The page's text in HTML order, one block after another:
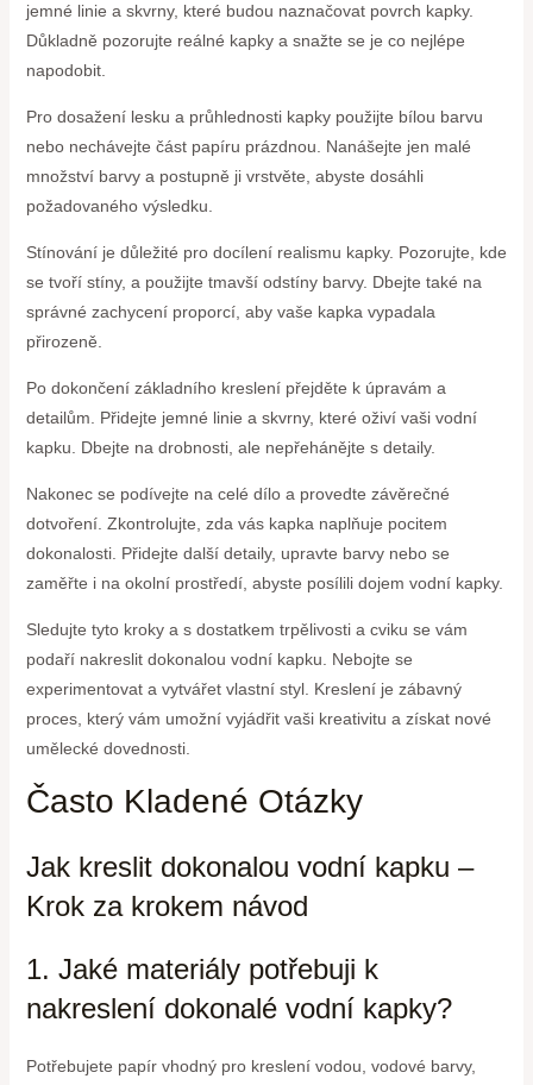
jemné linie a skvrny, které budou naznačovat povrch kapky.
Důkladně pozorujte reálné kapky a snažte se je co nejlépe
napodobit.
Pro dosažení lesku a průhlednosti kapky použijte bílou barvu
nebo nechávejte část papíru prázdnou. Nanášejte jen malé
množství barvy a postupně ji vrstvěte, abyste dosáhli
požadovaného výsledku.
Stínování je důležité pro docílení realismu kapky. Pozorujte, kde
se tvoří stíny, a použijte tmavší odstíny barvy. Dbejte také na
správné zachycení proporcí, aby vaše kapka vypadala
přirozeně.
Po dokončení základního kreslení přejděte k úpravám a
detailům. Přidejte jemné linie a skvrny, které oživí vaši vodní
kapku. Dbejte na drobnosti, ale nepřehánějte s detaily.
Nakonec se podívejte na celé dílo a provedte závěrečné
dotvoření. Zkontrolujte, zda vás kapka naplňuje pocitem
dokonalosti. Přidejte další detaily, upravte barvy nebo se
zaměřte i na okolní prostředí, abyste posílili dojem vodní kapky.
Sledujte tyto kroky a s dostatkem trpělivosti a cviku se vám
podaří nakreslit dokonalou vodní kapku. Nebojte se
experimentovat a vytvářet vlastní styl. Kreslení je zábavný
proces, který vám umožní vyjádřit vaši kreativitu a získat nové
umělecké dovednosti.
Často Kladené Otázky
Jak kreslit dokonalou vodní kapku –
Krok za krokem návod
1. Jaké materiály potřebuji k
nakreslení dokonalé vodní kapky?
Potřebujete papír vhodný pro kreslení vodou, vodové barvy,